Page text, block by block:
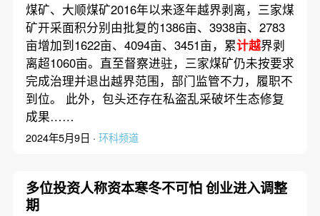
煤矿、大顺煤矿2016年以来逐年越界剥离，三家煤
矿开采面积分别由批复的1386亩、3938亩、2783
亩增加到1622亩、4094亩、3451亩，累计越界剥
离超1060亩。直至督察进驻，三家煤矿仍未按要求
完成治理并退出越界范围，部门监管不力，履职不
到位。 此外，包头还存在私盗乱采破坏生态修复
成果……
2024年5月9日 · 环科频道
多位投资人称资本寒冬不可怕 创业进入调整
期